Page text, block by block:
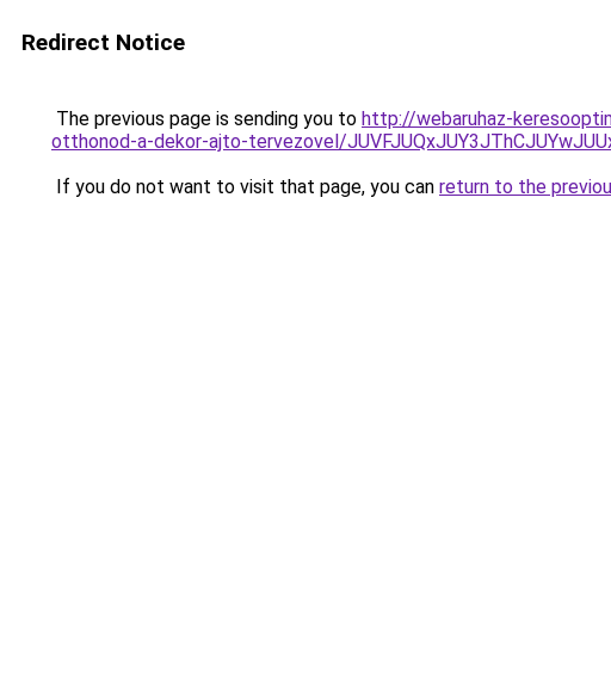
Redirect Notice
The previous page is sending you to http://webaruhaz-
otthonod-a-dekor-ajto-tervezovel/
If you do not want to visit that page, you can return to the